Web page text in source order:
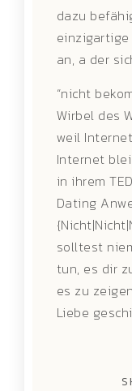
dazu
an, a der
“nicht
Wirbel des
weil
Internet
in ihrem
Dating
solltest
tun, es dir
es zu
Liebe